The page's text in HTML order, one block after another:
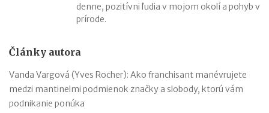
denne, pozitívni ľudia v mojom okolí a pohyb v
prírode.
Články autora
Vanda Vargová (Yves Rocher): Ako franchisant manévrujete
medzi mantinelmi podmienok značky a slobody, ktorú vám
podnikanie ponúka